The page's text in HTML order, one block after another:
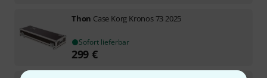
Thon Case Korg Kronos 73 2025
Sofort lieferbar
299 €